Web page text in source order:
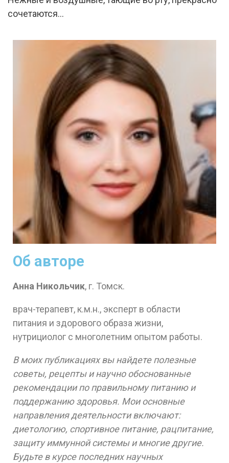
сочетаются…
Об авторе
Анна Никольчик, г. Томск.
врач-терапевт, к.м.н., эксперт в области
питания и здорового образа жизни,
нутрициолог с многолетним опытом работы.
В моих публикациях вы найдете полезные
советы, рецепты и научно обоснованные
рекомендации по правильному питанию и
поддержанию здоровья. Мои основные
направления деятельности включают:
диетологию, спортивное питание, рацпитание,
защиту иммунной системы и многие другие.
Будьте в курсе последних научных